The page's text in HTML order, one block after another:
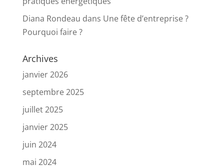
Diana Rondeau dans Une fête d’entreprise ?
Pourquoi faire ?
Archives
janvier 2026
septembre 2025
juillet 2025
janvier 2025
juin 2024
mai 2024